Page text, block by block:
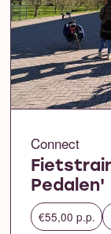
Connect
Pedalen'
€55,00 p.p.